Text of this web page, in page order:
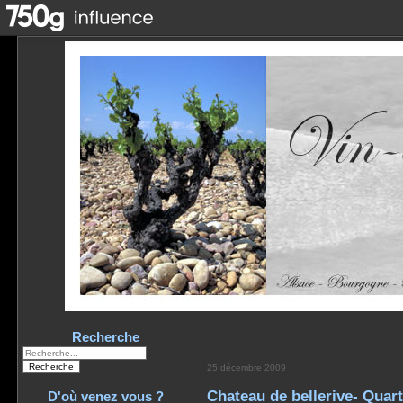
Recherche
D'où venez vous ?
25 décembre 2009
Chateau de bellerive-